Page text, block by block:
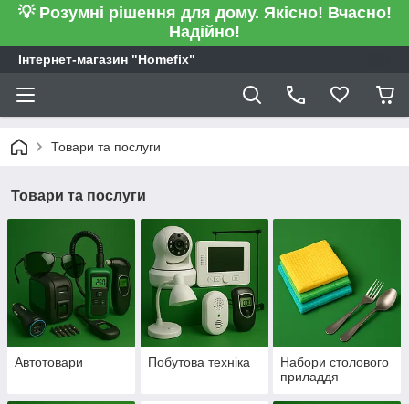
💡 Розумні рішення для дому. Якісно! Вчасно!
Надійно!
Інтернет-магазин "Homefix"
Товари та послуги
Товари та послуги
Автотовари Побутова техніка
Набори столового
приладдя